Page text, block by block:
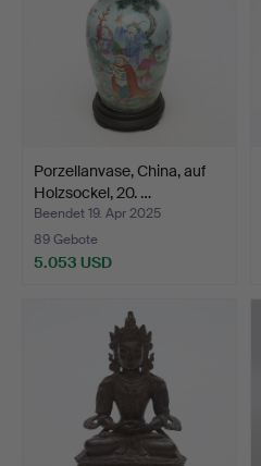
Porzellanvase, China, auf
Holzsockel, 20. …
Beendet 19. Apr 2025
89 Gebote
5.053 USD